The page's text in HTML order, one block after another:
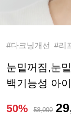
#다크닝개선 #리
눈밑꺼짐,눈
백기능성 아
50% 58,000